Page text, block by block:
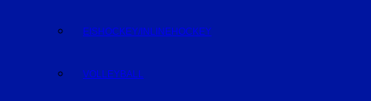
EISHOCKEY/INLINEHOCKEY
VOLLEYBALL